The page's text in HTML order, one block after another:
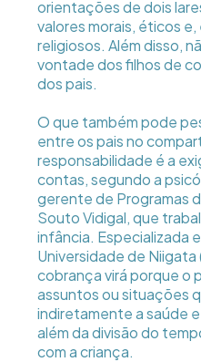
orientações de dois
valores morais, éticos e,
religiosos. Além disso,
vontade dos filhos de
dos pais.
O que também pode
entre os pais no
responsabilidade é a
contas, segundo a
gerente de Programas
Souto Vidigal, que
infância. Especializada
Universidade de Niigata
cobrança virá porque o
assuntos ou situações
indiretamente a saúde
além da divisão do
com a criança.